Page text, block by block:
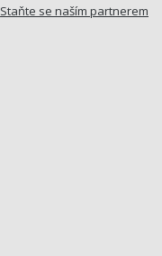
Staňte se naším partnerem